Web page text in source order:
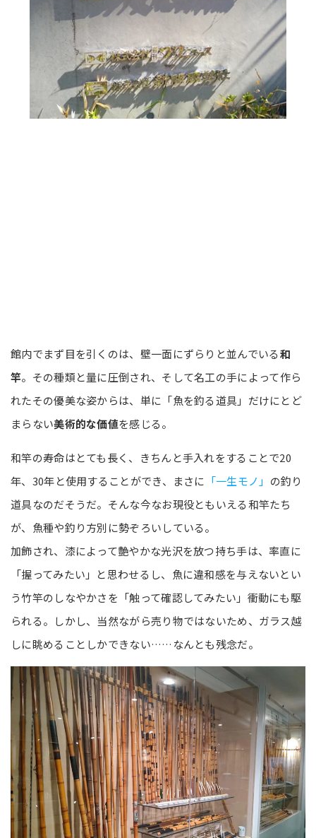
館内でまず目を引くのは、壁一面にずらりと並んでいる和
竿。その種類と量に圧倒され、そして名工の手によって作ら
れたその優美な姿からは、単に「魚を釣る道具」だけにとど
まらない美術的な価値を感じる。
和竿の寿命はとても長く、きちんと手入れをすることで20
年、30年と使用することができ、まさに 「一生モノ」 の釣り
道具なのだそうだ。そんな今なお現役ともいえる和竿たち
が、魚種や釣り方別に勢ぞろいしている。
加飾され、漆によって艶やかな光沢を放つ持ち手は、率直に
「握ってみたい」と思わせるし、魚に違和感を与えないとい
う竹竿のしなやかさを「触って確認してみたい」衝動にも駆
られる。しかし、当然ながら売り物ではないため、ガラス越
しに眺めることしかできない……なんとも残念だ。